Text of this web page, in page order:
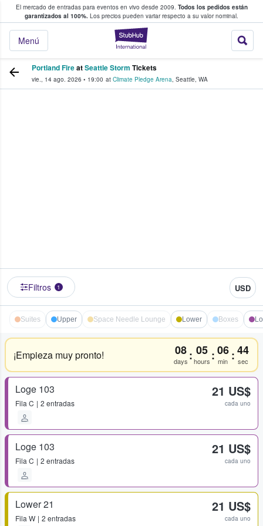
El mercado de entradas para eventos en vivo desde 2009. Todos los pedidos están
garantizados al 100%. Los precios pueden variar respecto a su valor nominal.
StubHub:
Menú
y venta de entradas entre fans
Portland FireatSeattle Storm Tickets
vie., 14 ago. 2026 • 19:00 at Climate Pledge Arena, Seattle, WA
Filtros 1 USD
Suites Upper Space Needle Lounge Lower Boxes
¡Empieza muy pronto! 08
days : 05
hours :06
min :44
sec
Loge 103
Fila C 2 entradas
21 US$
cada uno
Loge 103
Fila C 2 entradas
21 US$
cada uno
Lower 21
Fila W 2 entradas
21 US$
cada uno